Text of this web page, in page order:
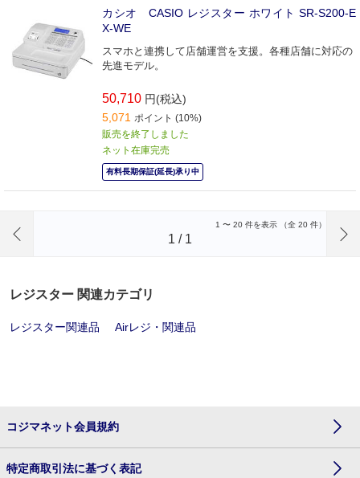
カシオ CASIO レジスター ホワイト SR-S200-E
X-WE
スマホと連携して店舗運営を支援。各種店舗に対応の
先進モデル。
50,710 円(税込)
5,071 ポイント (10%)
販売を終了しました
ネット在庫完売
有料長期保証(延長)承り中
1 〜 20 件を表示 （全 20 件）
1 / 1
レジスター 関連カテゴリ
レジスター関連品 Airレジ・関連品
コジマネット会員規約
特定商取引法に基づく表記